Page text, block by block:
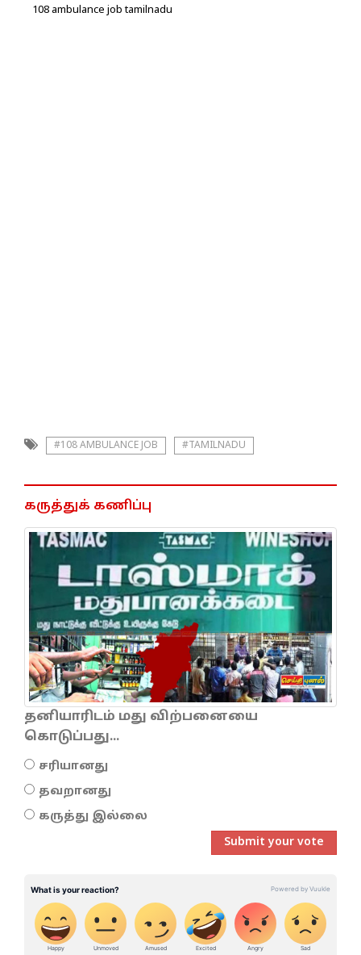
108 ambulance job tamilnadu
#108 AMBULANCE JOB #TAMILNADU
கருத்துக் கணிப்பு
தனியாரிடம் மது விற்பனையை
கொடுப்பது...
சரியானது
தவறானது
கருத்து இல்லை
Submit your vote